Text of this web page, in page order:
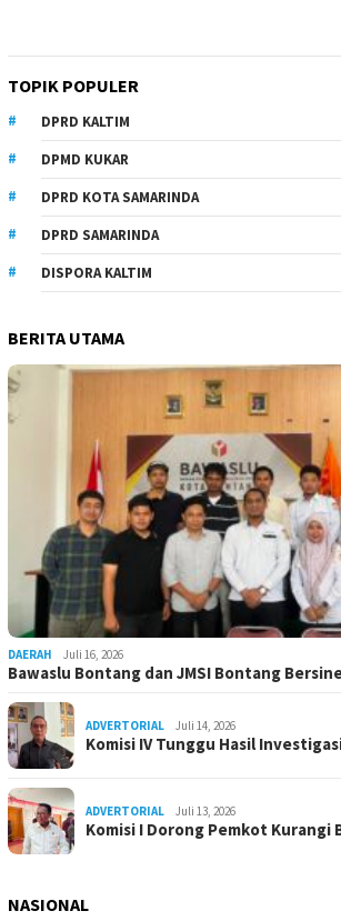
TOPIK POPULER
DPRD KALTIM
DPMD KUKAR
DPRD KOTA SAMARINDA
DPRD SAMARINDA
DISPORA KALTIM
BERITA UTAMA
DAERAH Juli 16, 2026
Bawaslu Bontang dan JMSI Bontang
ADVERTORIAL Juli 14, 2026
Komisi IV Tunggu Hasil
ADVERTORIAL Juli 13, 2026
Komisi I Dorong Pemkot Kurangi
NASIONAL